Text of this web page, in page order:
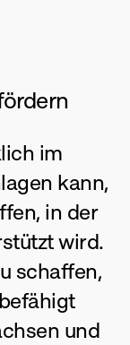
im
kann,
in der
wird.
schaffen,
und